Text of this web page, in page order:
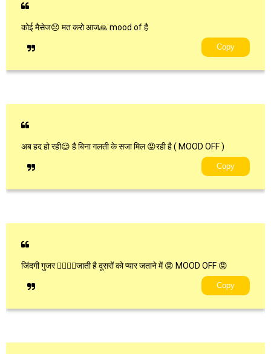
कोई मैसेज😞 मत करो आज🙏 mood of है
Copy
अब हद हो रही😌 है बिना गलती के सजा मिल 😡रही है ( MOOD OFF )
Copy
जिंदगी गुजर 👩‍❤‍💋‍👨जाती है दूसरों को प्यार जताने में 😡 MOOD OFF 😡
Copy